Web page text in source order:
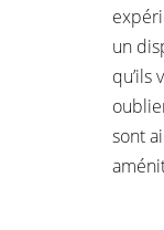
un
qu’ils
sont